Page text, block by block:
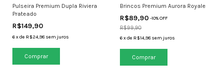
Pulseira Premium Dupla Riviera
Prateado
R$149,90
6xde R$24,98 sem juros
Brincos Premium Aurora Royale
R$89,90 -10% OFF
R$99,90
6 xde R$14,98 sem juros